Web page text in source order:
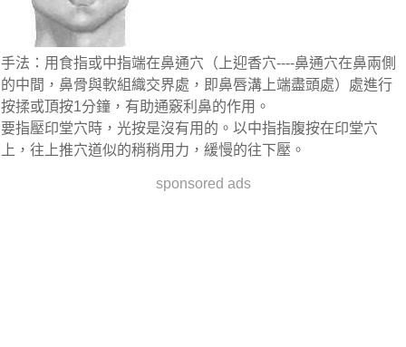
手法：用食指或中指端在鼻通穴（上迎香穴----鼻通穴在鼻兩側
的中間，鼻骨與軟組織交界處，即鼻唇溝上端盡頭處）處進行
按揉或頂按1分鐘，有助通竅利鼻的作用。
要指壓印堂穴時，光按是沒有用的。以中指指腹按在印堂穴
上，往上推穴道似的稍稍用力，緩慢的往下壓。
sponsored ads